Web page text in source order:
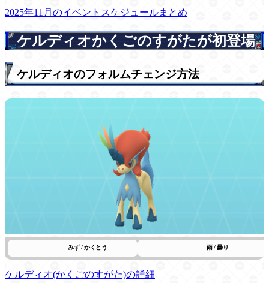
2025年11月のイベントスケジュールまとめ
ケルディオかくごのすがたが初登場
ケルディオのフォルムチェンジ方法
みず / かくとう 雨 / 曇り
ケルディオ(かくごのすがた)の詳細